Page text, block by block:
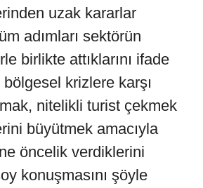
uzak kararlar
adımları sektörün
birlikte attıklarını ifade
krizlere karşı
nitelikli turist çekmek
büyütmek amacıyla
öncelik verdiklerini
konuşmasını şöyle